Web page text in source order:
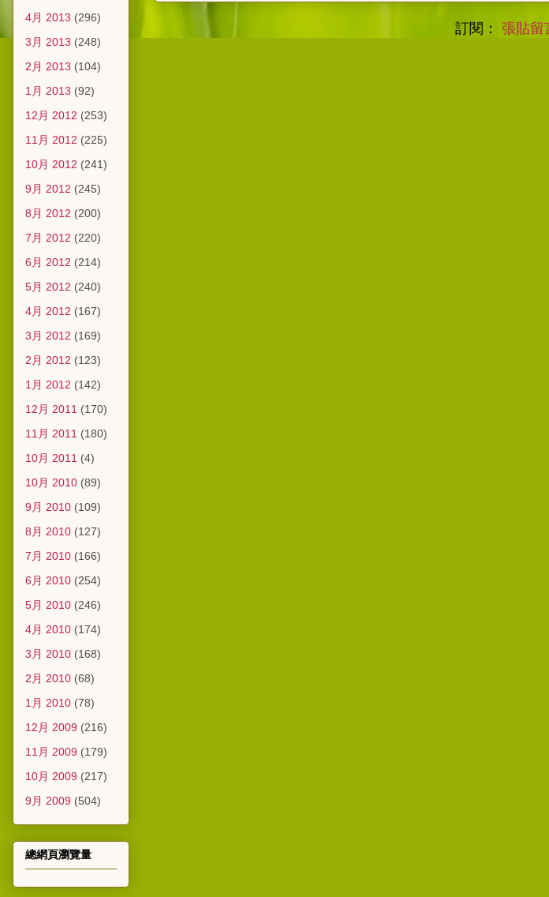
訂閱： 張貼留
4月 2013 (296)
3月 2013 (248)
2月 2013 (104)
1月 2013 (92)
12月 2012 (253)
11月 2012 (225)
10月 2012 (241)
9月 2012 (245)
8月 2012 (200)
7月 2012 (220)
6月 2012 (214)
5月 2012 (240)
4月 2012 (167)
3月 2012 (169)
2月 2012 (123)
1月 2012 (142)
12月 2011 (170)
11月 2011 (180)
10月 2011 (4)
10月 2010 (89)
9月 2010 (109)
8月 2010 (127)
7月 2010 (166)
6月 2010 (254)
5月 2010 (246)
4月 2010 (174)
3月 2010 (168)
2月 2010 (68)
1月 2010 (78)
12月 2009 (216)
11月 2009 (179)
10月 2009 (217)
9月 2009 (504)
總網頁瀏覽量